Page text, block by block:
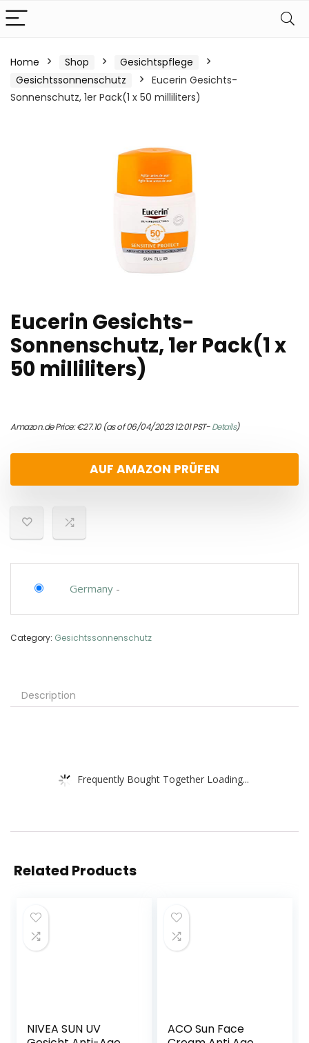
Home Shop
Gesichtspflege
Gesichtssonnenschutz
Eucerin Gesichts-
Sonnenschutz, 1er Pack(1 x 50 milliliters)
Eucerin Gesichts-
Sonnenschutz, 1er Pack(1 x
50 milliliters)
Amazon.de Price:€27.10(as of 06/04/2023 12:01 PST-Details)
AUF AMAZON PRÜFEN
Germany -
Category: Gesichtssonnenschutz
Description
Frequently Bought Together Loading...
Related Products
NIVEA SUN UV
ACO Sun Face